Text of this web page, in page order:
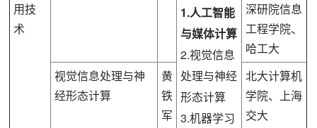
用技
术
1.人工智能
与媒体计算
2.视觉信息
处理与神经
形态计算
3.机器学习
深研院信息
工程学院、
哈工大
视觉信息处理与神
经形态计算
黄
铁
军
北大计算机
学院、上海
交大